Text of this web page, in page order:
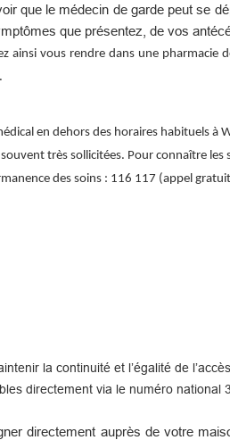
que le médecin de garde peut se
que présentez, de vos
vous rendre dans une pharmacie
en dehors des horaires habituels
très sollicitées. Pour connaître
des soins : 116 117 (appel
la continuité et l’égalité de
directement via le numéro
directement auprès de votre